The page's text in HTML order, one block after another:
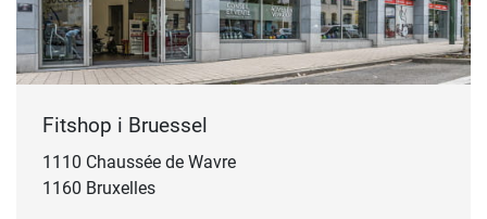
Fitshop i Bruessel
1110 Chaussée de Wavre
1160 Bruxelles